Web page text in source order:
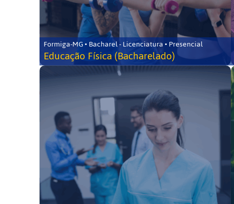
Formiga-MG • Bacharel - Licenciatura • Presencial
Educação Física (Bacharelado)